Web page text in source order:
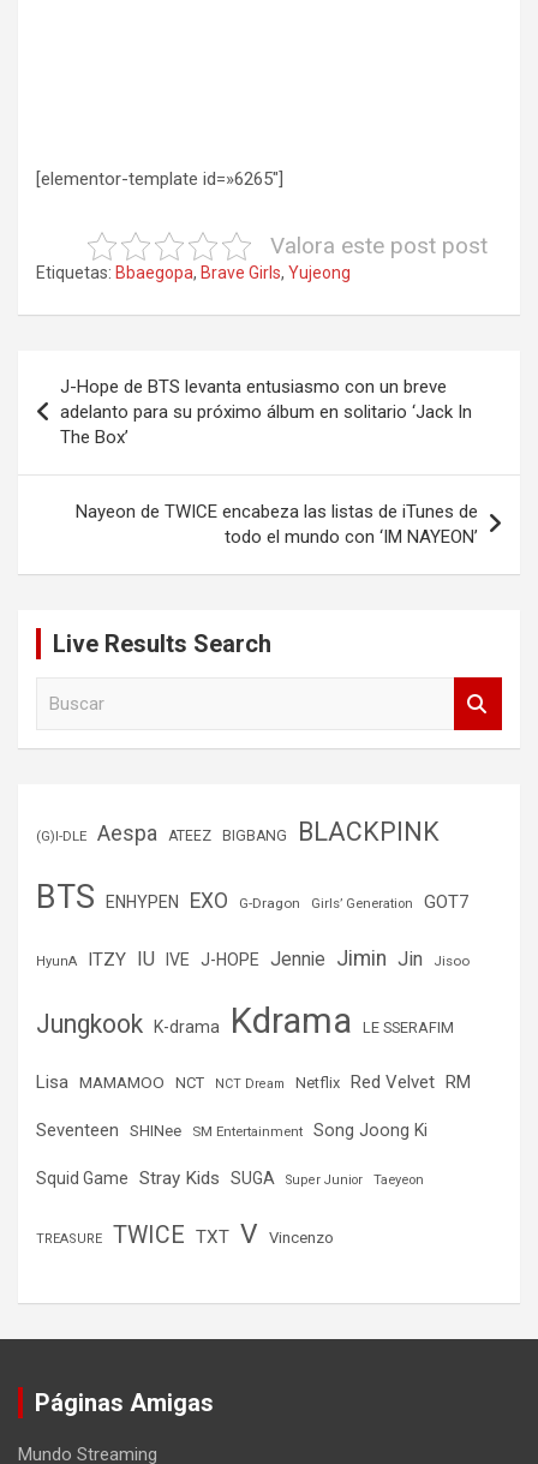
[elementor-template id=»6265″]
Valora este post post
Etiquetas: Bbaegopa, Brave Girls, Yujeong
de
entradas
J-Hope de BTS levanta entusiasmo con un breve
adelanto para su próximo álbum en solitario ‘Jack In
The Box’
Nayeon de TWICE encabeza las listas de iTunes de
todo el mundo con ‘IM NAYEON’
Live Results Search
(G)I-DLE Aespa ATEEZ BIGBANG BLACKPINK
BTS ENHYPEN EXO G-Dragon Girls’ Generation GOT7
HyunA ITZY IU IVE J-HOPE Jennie Jimin Jin Jisoo
Jungkook K-drama Kdrama LE SSERAFIM
Lisa MAMAMOO NCT NCT Dream Netflix Red Velvet RM
Seventeen SHINee SM Entertainment Song Joong Ki
Squid Game Stray Kids SUGA Super Junior Taeyeon
TREASURE TWICE TXT V Vincenzo
Páginas Amigas
Mundo Streaming